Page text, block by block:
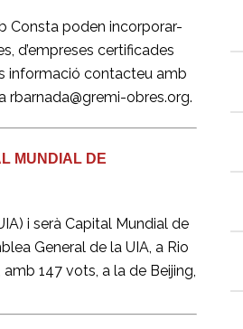
Consta poden incorporar-
d’empreses certificades
informació contacteu amb
rbarnada@gremi-obres.org.
MUNDIAL DE
i serà Capital Mundial de
General de la UIA, a Rio
147 vots, a la de Beijing,